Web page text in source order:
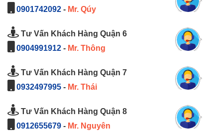
0901742092 - Mr. Qúy
Tư Vấn Khách Hàng Quận 6
0904991912 - Mr. Thông
Tư Vấn Khách Hàng Quận 7
0932497995 - Mr. Thái
Tư Vấn Khách Hàng Quận 8
0912655679 - Mr. Nguyên